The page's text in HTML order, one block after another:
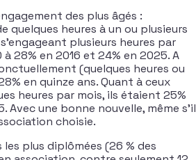
des plus âgés :
quelques heures à un ou plusieurs
plusieurs heures par
28% en 2016 et 24% en 2025. A
(quelques heures ou
en quinze ans. Quant à ceux
heures par mois, ils étaient 25%
une bonne nouvelle, même s’il
choisie.
plus diplômées (26 % des